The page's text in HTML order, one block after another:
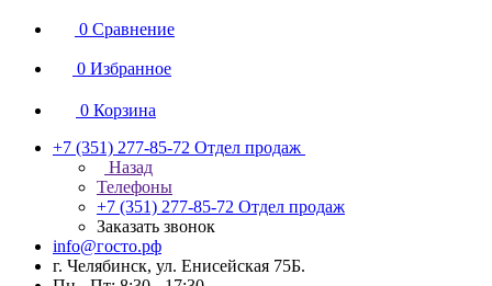
0 Сравнение
0 Избранное
0 Корзина
+7 (351) 277-85-72 Отдел продаж
Назад
Телефоны
+7 (351) 277-85-72 Отдел продаж
Заказать звонок
info@госто.рф
г. Челябинск, ул. Енисейская 75Б.